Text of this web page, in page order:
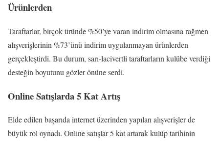
Ürünlerden
Taraftarlar, birçok üründe %50’ye varan indirim olmasına rağmen
alışverişlerinin %73’ünü indirim uygulanmayan ürünlerden
gerçekleştirdi. Bu durum, sarı-lacivertli taraftarların kulübe verdiği
desteğin boyutunu gözler önüne serdi.
Online Satışlarda 5 Kat Artış
Elde edilen başarıda internet üzerinden yapılan alışverişler de
büyük rol oynadı. Online satışlar 5 kat artarak kulüp tarihinin